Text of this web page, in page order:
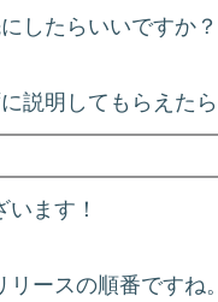
したらいいですか？
説明してもらえたら
ます！
ースの順番ですね。